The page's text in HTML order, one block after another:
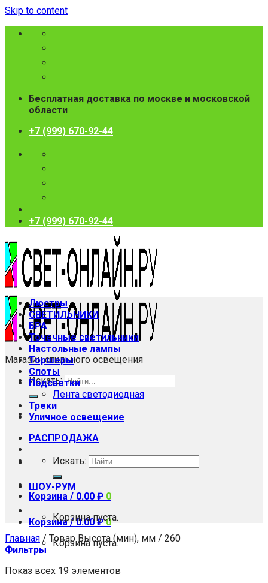
Skip to content
Бесплатная доставка по москве и московской
области
+7 (999) 670-92-44
+7 (999) 670-92-44
Магазин стильного освещения
Искать:
РАСПРОДАЖА
ШОУ-РУМ
Корзина /0.00₽ 0
Корзина пуста.
Люстры
СВЕТИЛЬНИКИ
БРА
Точечные светильники
Настольные лампы
Торшеры
Споты
Подсветки
Лента светодиодная
Треки
Уличное освещение
Искать:
Корзина / 0.00 ₽ 0
Корзина пуста.
Главная / Товар Высота (мин), мм / 260
Фильтры
Показ всех 19 элементов